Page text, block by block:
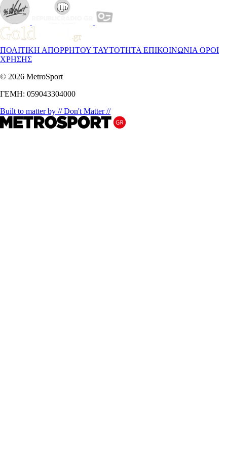
ΠΟΛΙΤΙΚΗ ΑΠΟΡΡΗΤΟΥ ΤΑΥΤΟΤΗΤΑ ΕΠΙΚΟΙΝΩΝΙΑ ΟΡΟΙ
ΧΡΗΣΗΣ
© 2026 MetroSport
ΓΕΜΗ: 059043304000
Built to matter by // Don't Matter //